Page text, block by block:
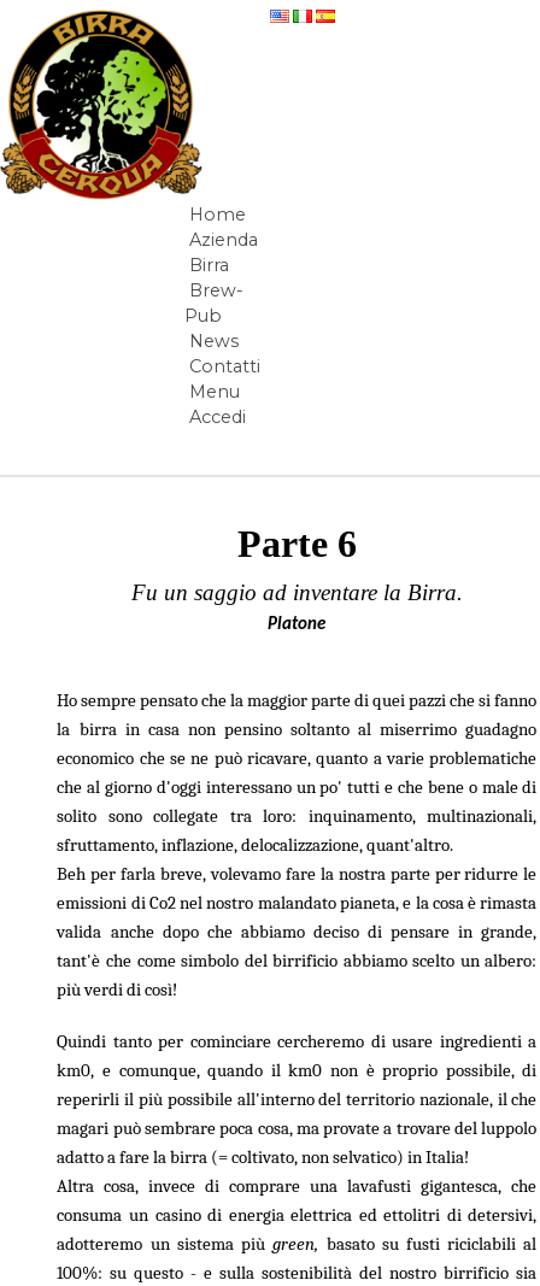
Salta al contenuto
Development Diary - Parte 6 - Ecologia e
Corteccia - Diario di bordo
Navigazione
Home
Azienda
Birra
Brew-
Pub
News
Contatti
Menu
Accedi
Elementi Navigazione
Development Diary - Parte 6 - Ecologia e Corteccia
Parte 6
Fu un saggio ad inventare la Birra.
Platone
Ho sempre pensato che la maggior parte di quei pazzi che si fanno
la birra in casa non pensino soltanto al miserrimo guadagno
economico che se ne può ricavare, quanto a varie problematiche
che al giorno d'oggi interessano un po' tutti e che bene o male di
solito sono collegate tra loro: inquinamento, multinazionali,
sfruttamento, inflazione, delocalizzazione, quant'altro.
Beh per farla breve, volevamo fare la nostra parte per ridurre le
emissioni di Co2 nel nostro malandato pianeta, e la cosa è rimasta
valida anche dopo che abbiamo deciso di pensare in grande,
tant'è che come simbolo del birrificio abbiamo scelto un albero:
più verdi di così!
Quindi tanto per cominciare cercheremo di usare ingredienti a
km0, e comunque, quando il km0 non è proprio possibile, di
reperirli il più possibile all'interno del territorio nazionale, il che
magari può sembrare poca cosa, ma provate a trovare del luppolo
adatto a fare la birra (= coltivato, non selvatico) in Italia!
Altra cosa, invece di comprare una lavafusti gigantesca, che
consuma un casino di energia elettrica ed ettolitri di detersivi,
adotteremo un sistema piùgreen, basato su fusti riciclabili al
100%: su questo - e sulla sostenibilità del nostro birrificio sia